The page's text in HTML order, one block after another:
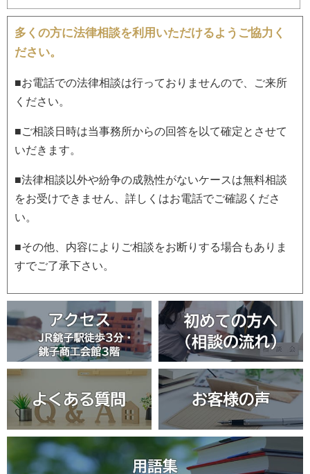
多くの方に法律相談を利用いただけるようご協力く
ださい。
■お電話での法律相談は行っておりませんので、ご来所
ください。
■ご相談日時は当事務所からの回答を以て確定とさせて
いだきます。
■法律相談以外や紛争の成熟性がないケースは無料相談
をお受けできません、詳しくはお電話でご確認くださ
い。
■その他、内容によりご相談をお断りする場合もありま
すでご了承下さい。